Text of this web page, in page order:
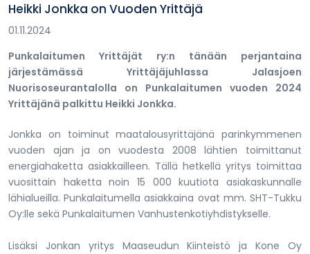
Heikki Jonkka on Vuoden Yrittäjä
01.11.2024
Punkalaitumen Yrittäjät ry:n tänään perjantaina
järjestämässä Yrittäjäjuhlassa Jalasjoen
Nuorisoseurantalolla on Punkalaitumen vuoden 2024
Yrittäjänä palkittu Heikki Jonkka.
Jonkka on toiminut maatalousyrittäjänä parinkymmenen
vuoden ajan ja on vuodesta 2008 lähtien toimittanut
energiahaketta asiakkailleen. Tällä hetkellä yritys toimittaa
vuosittain haketta noin 15 000 kuutiota asiakaskunnalle
lähialueilla. Punkalaitumella asiakkaina ovat mm. SHT-Tukku
Oy:lle sekä Punkalaitumen Vanhustenkotiyhdistykselle.
Lisäksi Jonkan yritys Maaseudun Kiinteistö ja Kone Oy